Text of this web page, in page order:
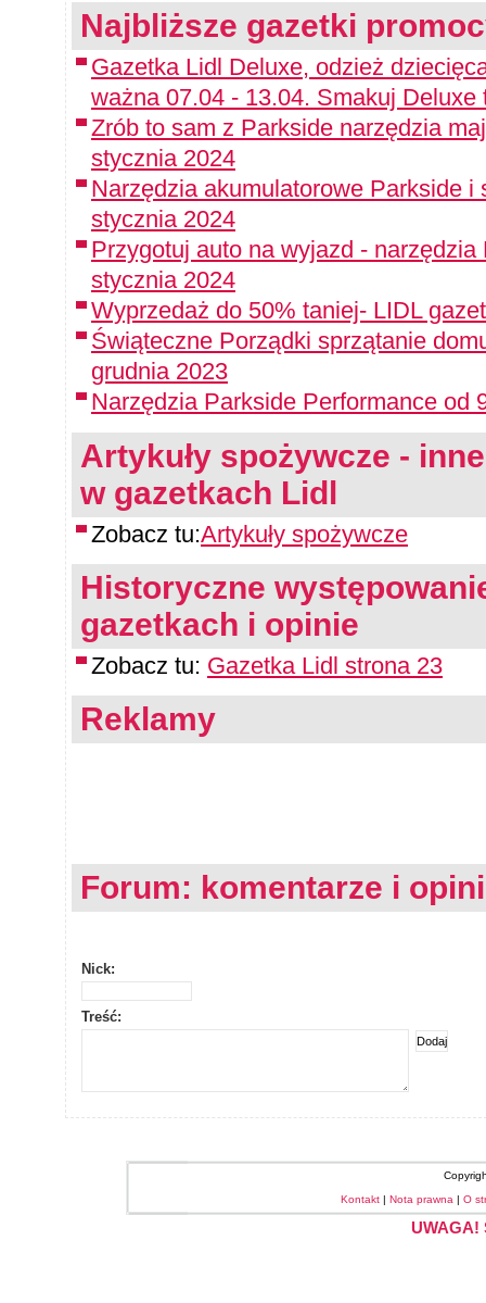
Najbliższe gazetki
Gazetka Lidl Deluxe, odzież
ważna 07.04 - 13.04. Smakuj Deluxe
Zrób to sam z Parkside narzędzia
stycznia 2024
Narzędzia akumulatorowe Parkside i
stycznia 2024
Przygotuj auto na wyjazd -
stycznia 2024
Wyprzedaż do 50% taniej- LIDL
Świąteczne Porządki sprzątanie
grudnia 2023
Narzędzia Parkside Performance od
Artykuły spożywcze -
w gazetkach Lidl
Zobacz tu:Artykuły spożywcze
Historyczne
gazetkach i opinie
Zobacz tu: Gazetka Lidl strona 23
Reklamy
Forum: komentarze i
Nick:
Treść:
Kontakt | Nota prawna | O
UWAGA!